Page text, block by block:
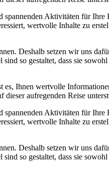
Aktivitäten für
wertvolle Inhalte zu
Deshalb setzen wir uns
so gestaltet, dass sie
Ihnen wertvolle
aufregenden Reise
Aktivitäten für
wertvolle Inhalte zu
Deshalb setzen wir uns
so gestaltet, dass sie